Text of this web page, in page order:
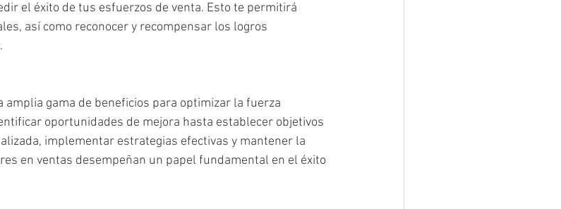
el éxito de tus esfuerzos de venta. Esto te permitirá
así como reconocer y recompensar los logros
gama de beneficios para optimizar la fuerza
oportunidades de mejora hasta establecer objetivos
implementar estrategias efectivas y mantener la
en ventas desempeñan un papel fundamental en el éxito